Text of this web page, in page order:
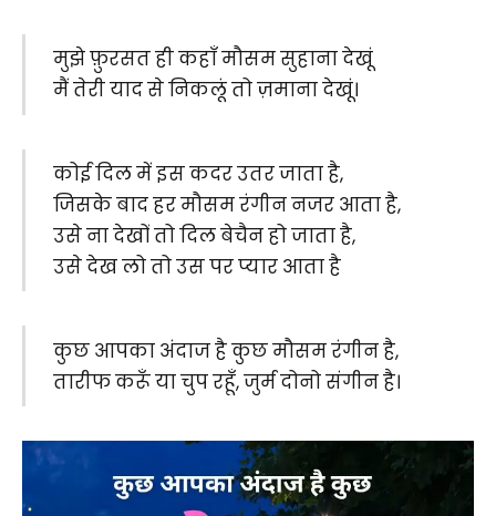
मुझे फ़ुरसत ही कहाँ मौसम सुहाना देखूं
मैं तेरी याद से निकलूं तो ज़माना देखूं।
कोई दिल में इस कदर उतर जाता है,
जिसके बाद हर मौसम रंगीन नजर आता है,
उसे ना देखों तो दिल बेचैन हो जाता है,
उसे देख लो तो उस पर प्यार आता है
कुछ आपका अंदाज है कुछ मौसम रंगीन है,
तारीफ करूँ या चुप रहूँ, जुर्म दोनो संगीन है।